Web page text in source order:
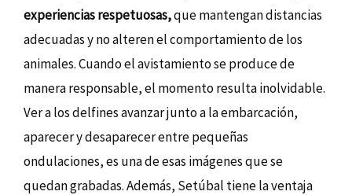
experiencias respetuosas,que mantengan distancias
adecuadas y no alteren el comportamiento de los
animales. Cuando el avistamiento se produce de
manera responsable, el momento resulta inolvidable.
Ver a los delfines avanzar junto a la embarcación,
aparecer y desaparecer entre pequeñas
ondulaciones, es una de esas imágenes que se
quedan grabadas. Además, Setúbal tiene la ventaja